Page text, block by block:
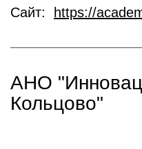
Сайт:
https://
АНО
Кольцово"